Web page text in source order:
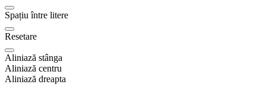
Spațiu între litere
Resetare
Aliniază stânga
Aliniază centru
Aliniază dreapta